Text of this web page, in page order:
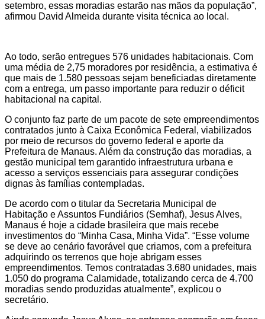
setembro, essas moradias estarão nas mãos da população”,
afirmou David Almeida durante visita técnica ao local.
Ao todo, serão entregues 576 unidades habitacionais. Com
uma média de 2,75 moradores por residência, a estimativa é
que mais de 1.580 pessoas sejam beneficiadas diretamente
com a entrega, um passo importante para reduzir o déficit
habitacional na capital.
O conjunto faz parte de um pacote de sete empreendimentos
contratados junto à Caixa Econômica Federal, viabilizados
por meio de recursos do governo federal e aporte da
Prefeitura de Manaus. Além da construção das moradias, a
gestão municipal tem garantido infraestrutura urbana e
acesso a serviços essenciais para assegurar condições
dignas às famílias contempladas.
De acordo com o titular da Secretaria Municipal de
Habitação e Assuntos Fundiários (Semhaf), Jesus Alves,
Manaus é hoje a cidade brasileira que mais recebe
investimentos do “Minha Casa, Minha Vida”. “Esse volume
se deve ao cenário favorável que criamos, com a prefeitura
adquirindo os terrenos que hoje abrigam esses
empreendimentos. Temos contratadas 3.680 unidades, mais
1.050 do programa Calamidade, totalizando cerca de 4.700
moradias sendo produzidas atualmente”, explicou o
secretário.